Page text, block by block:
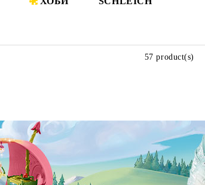
57 product(s)